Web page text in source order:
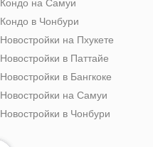
Кондо на Самуи
Кондо в Чонбури
Новостройки на Пхукете
Новостройки в Паттайе
Новостройки в Бангкоке
Новостройки на Самуи
Новостройки в Чонбури